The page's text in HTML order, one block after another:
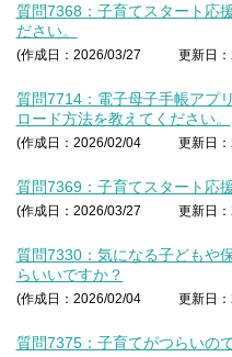
質問7368：子育てスタート応
ださい。
(作成日：2026/03/27 更新日
質問7714：電子母子手帳アプ
ロード方法を教えてください。
(作成日：2026/02/04 更新日
質問7369：子育てスタート応
(作成日：2026/03/27 更新日
質問7330：気になる子どもや
らいいですか？
(作成日：2026/02/04 更新日
質問7375：子育てがつらいの